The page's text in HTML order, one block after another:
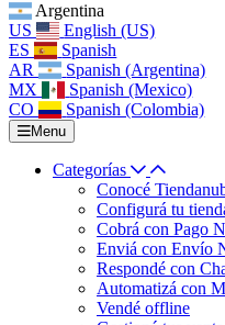
Argentina
US
English (US)
ES
Spanish
AR
Spanish (Argentina)
MX
Spanish (Mexico)
CO
Spanish (Colombia)
Menu
Categorías
Conocé
Configurá tu
Cobrá con Pago
Enviá con Envío
Respondé con
Automatizá con
Vendé offline